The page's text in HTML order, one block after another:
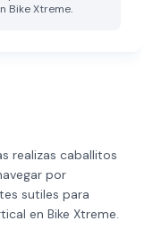
Bike Xtreme.
realizas caballitos
por
sutiles para
en Bike Xtreme.